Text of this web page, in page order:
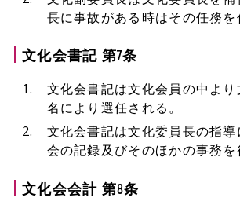
長に事故がある時はその任務を
文化会書記 第7条
文化会書記は文化会員の中よ
名により選任される。
文化会書記は文化委員長の指
会の記録及びそのほかの事務を
文化会会計 第8条